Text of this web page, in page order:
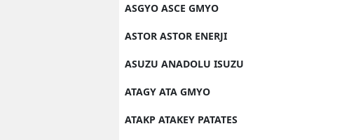
ASGYO ASCE GMYO
ASTOR ASTOR ENERJI
ASUZU ANADOLU ISUZU
ATAGY ATA GMYO
ATAKP ATAKEY PATATES